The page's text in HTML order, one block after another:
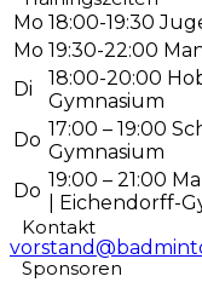
Mo 18:00-19:30
Mo 19:30-22:00
Di
18:00-20:00
Gymnasium
Do 17:00 – 19:00
Gymnasium
Do 19:00 – 21:00
| Eichendorff-
Kontakt
Sponsoren